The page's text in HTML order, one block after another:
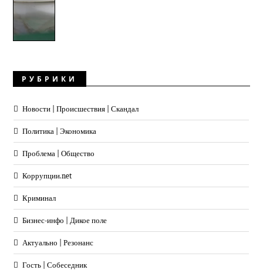
РУБРИКИ
Новости | Происшествия | Скандал
Политика | Экономика
Проблема | Общество
Коррупции.net
Криминал
Бизнес-инфо | Дикое поле
Актуально | Резонанс
Гость | Собеседник